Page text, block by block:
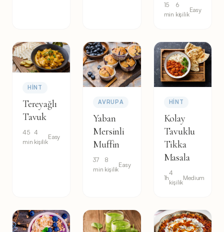
15
min
6
kişilik
Easy
HINT
Tereyağlı
Tavuk
45
min
4
kişilik
Easy
AVRUPA
Yaban
Mersinli
Muffin
37
min
8
kişilik
Easy
HINT
Kolay
Tavuklu
Tikka
Masala
1h
4
kişilik
Medium